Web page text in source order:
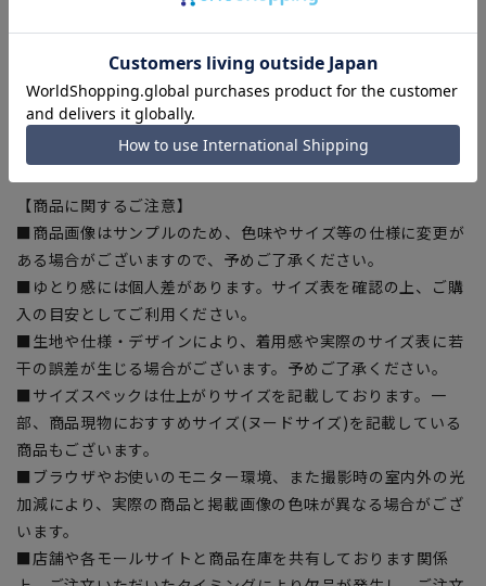
シワになりにくい形態安定性、アイロン掛けも簡単。
【シルエット】《細め(スリム)》 (当社比)
【商品に関するご注意】
■商品画像はサンプルのため、色味やサイズ等の仕様に変更が
ある場合がございますので、予めご了承ください。
■ゆとり感には個人差があります。サイズ表を確認の上、ご購
入の目安としてご利用ください。
■生地や仕様・デザインにより、着用感や実際のサイズ表に若
干の誤差が生じる場合がございます。予めご了承ください。
■サイズスペックは仕上がりサイズを記載しております。一
部、商品現物におすすめサイズ(ヌードサイズ)を記載している
商品もございます。
■ブラウザやお使いのモニター環境、また撮影時の室内外の光
加減により、実際の商品と掲載画像の色味が異なる場合がござ
います。
■店舗や各モールサイトと商品在庫を共有しております関係